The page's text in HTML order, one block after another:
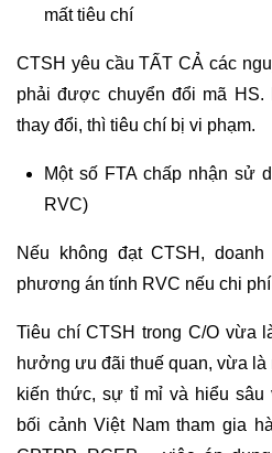
mất tiêu chí
CTSH yêu cầu TẤT CẢ các
phải được chuyển đổi mã HS.
thay đổi, thì tiêu chí bị vi phạm.
Một số FTA chấp nhận sử
RVC)
Nếu không đạt CTSH,
phương án tính RVC nếu chi
Tiêu chí CTSH trong C/O vừa
hưởng ưu đãi thuế quan, vừa là
kiến thức, sự tỉ mỉ và hiểu sâu
bối cảnh Việt Nam tham gia